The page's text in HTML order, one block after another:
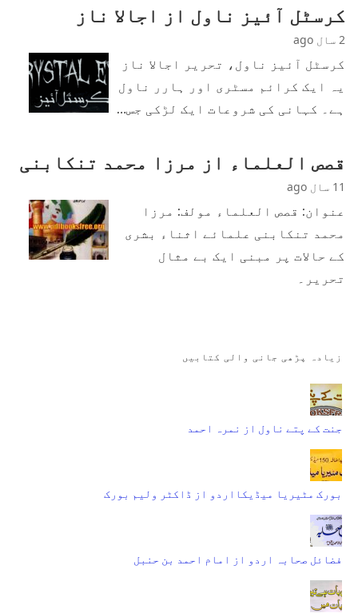
کرسٹل آئیز ناول از اجالا ناز
2 سال ago
کرسٹل آئیز ناول، تحریر اجالا ناز
یہ ایک کرائم مسٹری اور ہارر ناول
ہے۔ کہانی کی شروعات ایک لڑکی جس…
قصص العلماء از مرزا محمد تنکابنی
11 سال ago
عنوان: قصص العلماء مولف: مرزا
محمد تنکابنی علمائے اثناء بشری
کے حالات پر مبنی ایک بے مثال
تحریر۔
زیادہ پڑھی جانی والی کتابیں
جنت کے پتے ناول از نمرہ احمد
بورک مٹیریا میڈیکااردو از ڈاکٹر ولیم بورک
فضائل صحابہ اردو از امام احمد بن حنبل